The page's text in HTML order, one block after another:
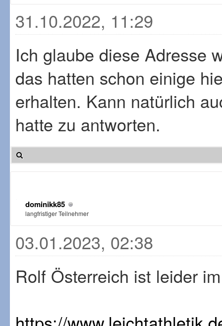
31.10.2022, 11:29
Ich glaube diese Adresse
das hatten schon einige
erhalten. Kann natürlich
hatte zu antworten.
dominikk85
langfristiger Teilnehmer
03.01.2023, 02:38
Rolf Österreich ist leider